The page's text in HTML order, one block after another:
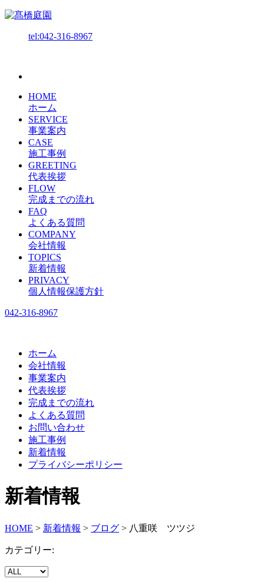
tel:042-316-8967
HOME
ホーム
SERVICE
事業案内
CASE
施工事例
GREETING
代表挨拶
FLOW
完成までの流れ
FAQ
よくある質問
COMPANY
会社情報
TOPICS
新着情報
PRIVACY
個人情報保護方針
042-316-8967
ホーム
会社情報
事業案内
代表挨拶
完成までの流れ
よくある質問
お問い合わせ
施工事例
新着情報
プライバシーポリシー
新着情報
HOME > 新着情報 > ブログ > 八重咲 ツツジ
カテゴリー: